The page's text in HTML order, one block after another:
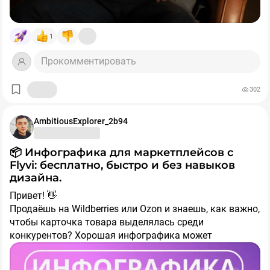
https://habr.com/ru/users/anirideve
Хобби это не крутая работа.
1
Прокомментировать
302
AmbitiousExplorer_2b94
📦 Инфографика для маркетплейсов с
Flyvi: бесплатно, быстро и без навыков
дизайна.
Привет! 👋
Продаёшь на Wildberries или Ozon и знаешь, как важно,
чтобы карточка товара выделялась среди
конкурентов? Хорошая инфографика может
увеличить конверсию в клик на 25–40% по сравнению
с обычными фото на белом фоне . Но заказывать у
🎯 Почему Flyvi — выбор селлеров?